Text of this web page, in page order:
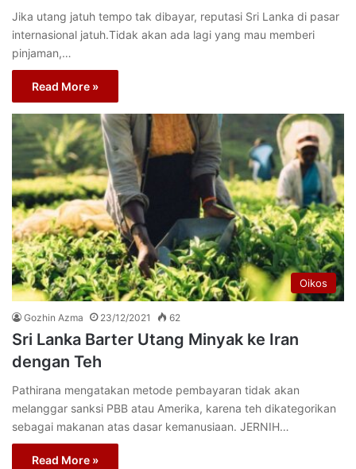
Jika utang jatuh tempo tak dibayar, reputasi Sri Lanka di pasar
internasional jatuh.Tidak akan ada lagi yang mau memberi
pinjaman,…
Read More »
Oikos
Gozhin Azma 23/12/2021 62
Sri Lanka Barter Utang Minyak ke Iran
dengan Teh
Pathirana mengatakan metode pembayaran tidak akan
melanggar sanksi PBB atau Amerika, karena teh dikategorikan
sebagai makanan atas dasar kemanusiaan. JERNIH…
Read More »